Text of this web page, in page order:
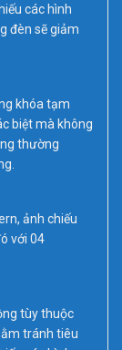
các hình
đèn sẽ giảm
khóa tạm
biệt mà không
thường
ảnh chiếu
với 04
tùy thuộc
tránh tiêu